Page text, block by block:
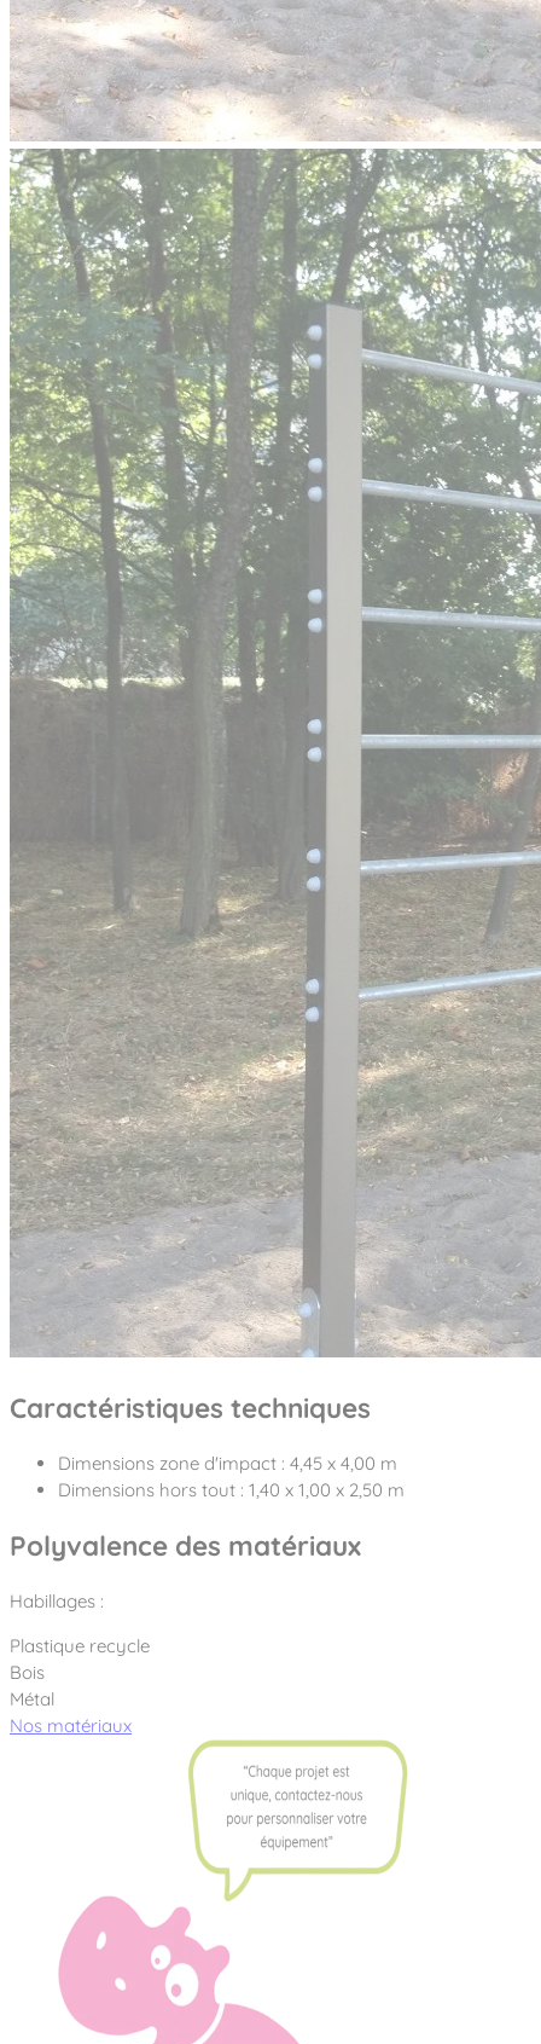
Caractéristiques techniques
Dimensions zone d'impact : 4,45 x 4,00 m
Dimensions hors tout : 1,40 x 1,00 x 2,50 m
Polyvalence des matériaux
Habillages :
Plastique recycle
Bois
Métal
Nos matériaux